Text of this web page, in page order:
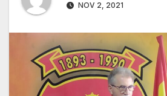
NOV 2, 2021